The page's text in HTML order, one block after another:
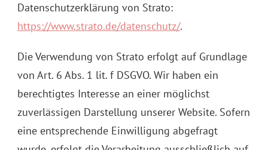
Datenschutzerklärung von Strato:
https://www.strato.de/datenschutz/.
Die Verwendung von Strato erfolgt auf Grundlage
von Art. 6 Abs. 1 lit. f DSGVO. Wir haben ein
berechtigtes Interesse an einer möglichst
zuverlässigen Darstellung unserer Website. Sofern
eine entsprechende Einwilligung abgefragt